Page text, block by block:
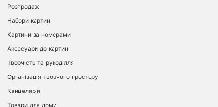
Розпродаж
Набори картин
Картини за номерами
Аксесуари до картин
Творчість та рукоділля
Організація творчого простору
Канцелярія
Товари для дому